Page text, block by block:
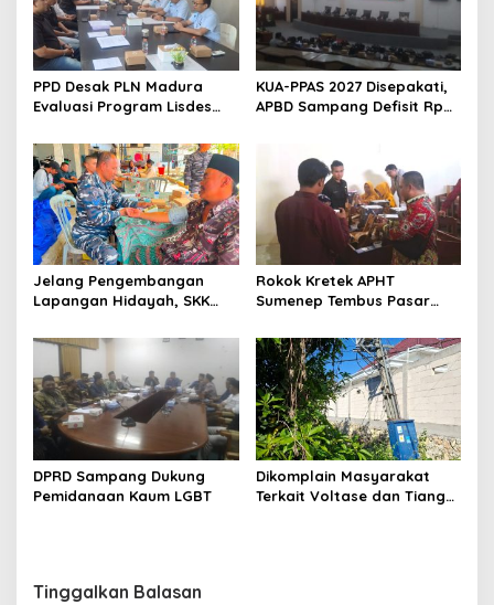
PPD Desak PLN Madura
Evaluasi Program Lisdes
KUA-PPAS 2027 Disepakati,
APBD Sampang Defisit Rp
Jelang Pengembangan
Lapangan Hidayah, SKK
Perkuat Sinergi dengan
Nelayan Sampang
Rokok Kretek APHT
Sumenep Tembus Pasar
DPRD Sampang Dukung
Pemidanaan Kaum LGBT
Dikomplain Masyarakat
Terkait Voltase dan Tiang
Tinggalkan Balasan